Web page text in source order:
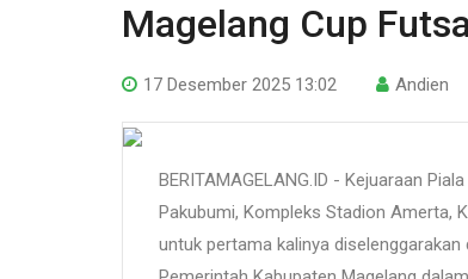
Magelang Cup
17 Desember 2025 13:02 Andien
BERITAMAGELANG.ID - Kejuaraan
Pakubumi, Kompleks Stadion Amerta,
untuk pertama kalinya